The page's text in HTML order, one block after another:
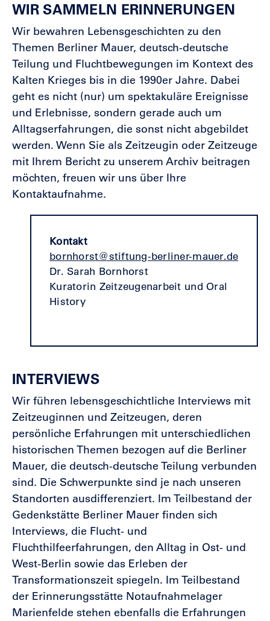
WIR SAMMELN ERINNERUNGEN
Wir bewahren Lebensgeschichten zu den
Themen Berliner Mauer, deutsch-deutsche
Teilung und Fluchtbewegungen im Kontext des
Kalten Krieges bis in die 1990er Jahre. Dabei
geht es nicht (nur) um spektakuläre Ereignisse
und Erlebnisse, sondern gerade auch um
Alltagserfahrungen, die sonst nicht abgebildet
werden. Wenn Sie als Zeitzeugin oder Zeitzeuge
mit Ihrem Bericht zu unserem Archiv beitragen
möchten, freuen wir uns über Ihre
Kontaktaufnahme.
Kontakt
bornhorst@stiftung-berliner-mauer.de
Dr. Sarah Bornhorst
Kuratorin Zeitzeugenarbeit und Oral
History
INTERVIEWS
Wir führen lebensgeschichtliche Interviews mit
Zeitzeuginnen und Zeitzeugen, deren
persönliche Erfahrungen mit unterschiedlichen
historischen Themen bezogen auf die Berliner
Mauer, die deutsch-deutsche Teilung verbunden
sind. Die Schwerpunkte sind je nach unseren
Standorten ausdifferenziert. Im Teilbestand der
Gedenkstätte Berliner Mauer finden sich
Interviews, die Flucht- und
Fluchthilfeerfahrungen, den Alltag in Ost- und
West-Berlin sowie das Erleben der
Transformationszeit spiegeln. Im Teilbestand
der Erinnerungsstätte Notaufnahmelager
Marienfelde stehen ebenfalls die Erfahrungen